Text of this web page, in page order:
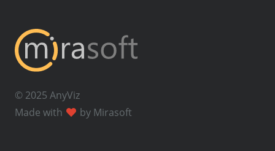
© 2025 AnyViz
Made with
by Mirasoft